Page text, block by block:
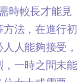
時較長才能見
法，在進行初
人能夠接受，
，一時之間未能